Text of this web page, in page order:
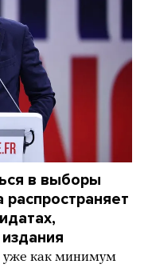
в выборы
уже как минимум